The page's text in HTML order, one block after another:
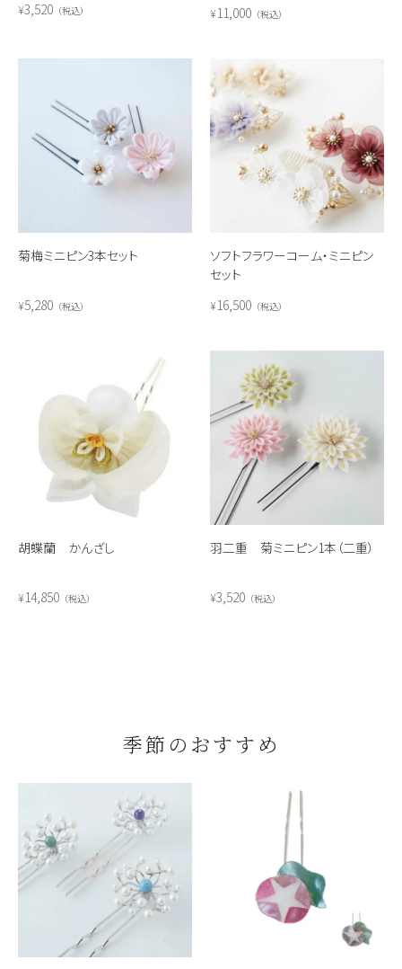
¥3,520 税込 ¥11,000 税込
菊梅ミニピン3本セット
¥5,280 税込
ソフトフラワーコーム・ミニピン
セット
¥16,500 税込
胡蝶蘭 かんざし
¥14,850 税込
羽二重 菊ミニピン1本（二重）
¥3,520 税込
季節のおすすめ